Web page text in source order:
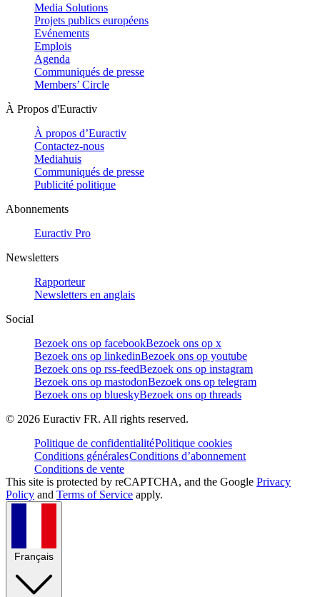
Media Solutions
Projets publics européens
Evénements
Emplois
Agenda
Communiqués de presse
Members’ Circle
À Propos d'Euractiv
À propos d’Euractiv
Contactez-nous
Mediahuis
Communiqués de presse
Publicité politique
Abonnements
Euractiv Pro
Newsletters
Rapporteur
Newsletters en anglais
Social
Bezoek ons op facebookBezoek ons op x
Bezoek ons op linkedinBezoek ons op youtube
Bezoek ons op rss-feedBezoek ons op instagram
Bezoek ons op mastodonBezoek ons op telegram
Bezoek ons op blueskyBezoek ons op threads
© 2026 Euractiv FR. All rights reserved.
Politique de confidentialitéPolitique cookies
Conditions généralesConditions d’abonnement
Conditions de vente
This site is protected by reCAPTCHA, and the Google Privacy
Policy and Terms of Service apply.
Français